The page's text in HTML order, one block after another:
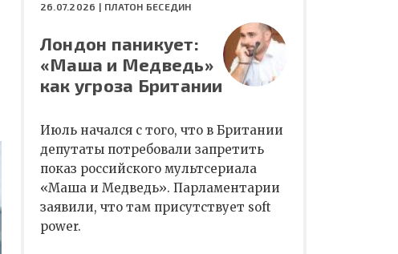
26.07.2026 | ПЛАТОН БЕСЕДИН
Лондон паникует:
«Маша и Медведь»
как угроза Британии
Июль начался с того, что в Британии
депутаты потребовали запретить
показ российского мультсериала
«Маша и Медведь». Парламентарии
заявили, что там присутствует soft
power.